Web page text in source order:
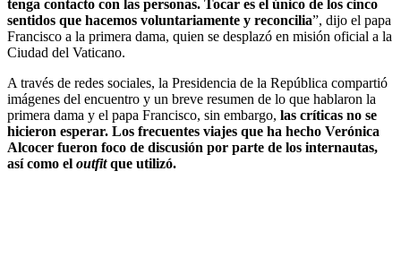
tenga contacto con las personas. Tocar es el único de los cinco
sentidos que hacemos voluntariamente y reconcilia”, dijo el papa
Francisco a la primera dama, quien se desplazó en misión oficial a la
Ciudad del Vaticano.
A través de redes sociales, la Presidencia de la República compartió
imágenes del encuentro y un breve resumen de lo que hablaron la
primera dama y el papa Francisco, sin embargo, las críticas no se
hicieron esperar. Los frecuentes viajes que ha hecho Verónica
Alcocer fueron foco de discusión por parte de los internautas,
así como el outfitque utilizó.